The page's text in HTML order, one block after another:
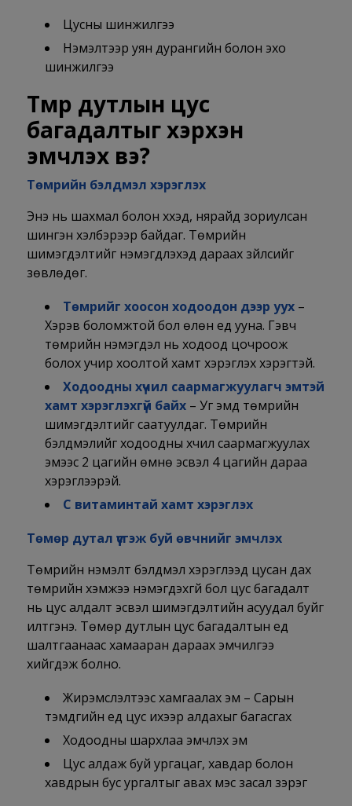
Цусны шинжилгээ
Нэмэлтээр уян дурангийн болон эхо
шинжилгээ
Төмөр дутлын цус
багадалтыг хэрхэн
эмчлэх вэ?
Төмрийн бэлдмэл хэрэглэх
Энэ нь шахмал болон хүүхэд, нярайд зориулсан
шингэн хэлбэрээр байдаг. Төмрийн
шимэгдэлтийг нэмэгдүүлэхэд дараах зүйлсийг
зөвлөдөг.
Төмрийг хоосон ходоодон дээр уух–
Хэрэв боломжтой бол өлөн үед ууна. Гэвч
төмрийн нэмэгдэл нь ходоод цочроож
болох учир хоолтой хамт хэрэглэх хэрэгтэй.
Ходоодны хүчил саармагжуулагч эмтэй
хамт хэрэглэхгүй байх– Уг эмүүд төмрийн
шимэгдэлтийг саатуулдаг. Төмрийн
бэлдмэлийг ходоодны хүчил саармагжуулах
эмээс 2 цагийн өмнө эсвэл 4 цагийн дараа
хэрэглээрэй.
С витаминтай хамт хэрэглэх
Төмөр дутал үүсгэж буй өвчнийг эмчлэх
Төмрийн нэмэлт бэлдмэл хэрэглээд цусан дах
төмрийн хэмжээ нэмэгдэхгүй бол цус багадалт
нь цус алдалт эсвэл шимэгдэлтийн асуудал буйг
илтгэнэ. Төмөр дутлын цус багадалтын үед
шалтгаанаас хамааран дараах эмчилгээ
хийгдэж болно.
Жирэмслэлтээс хамгаалах эм – Сарын
тэмдгийн үед цус ихээр алдахыг багасгах
Ходоодны шархлаа эмчлэх эм
Цус алдаж буй ургацаг, хавдар болон
хавдрын бус ургалтыг авах мэс засал зэрэг